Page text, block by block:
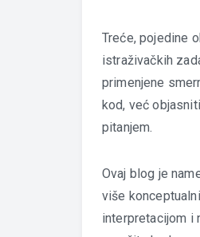
Treće, pojedine
istraživačkih
primenjene
kod, već
pitanjem.
Ovaj blog je
više
interpretacijom i